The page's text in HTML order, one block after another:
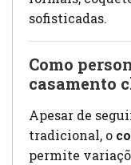
sofisticadas.
Como
casamento
Apesar de
tradicional, o
permite